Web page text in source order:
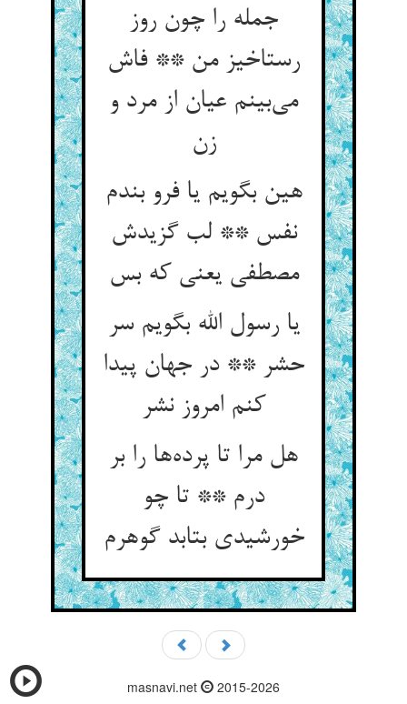
جمله را چون روز
رستاخیز من ** فاش
می‌‌بینم عیان از مرد و
زن‌‌
هین بگویم یا فرو بندم
نفس ** لب گزیدش
مصطفی یعنی که بس‌‌
یا رسول الله بگویم سر
حشر ** در جهان پیدا
کنم امروز نشر
هل مرا تا پرده‌‌ها را بر
درم ** تا چو
خورشیدی بتابد گوهرم‌‌
masnavi.net 2015-2026